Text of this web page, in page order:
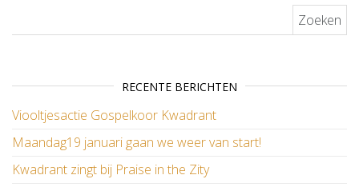
RECENTE BERICHTEN
Viooltjesactie Gospelkoor Kwadrant
Maandag19 januari gaan we weer van start!
Kwadrant zingt bij Praise in the Zity